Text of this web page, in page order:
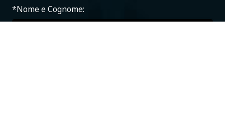
*Nome e Cognome: